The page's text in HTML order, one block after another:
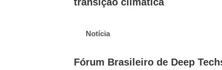
Notícia
Fórum Brasileiro de Deep